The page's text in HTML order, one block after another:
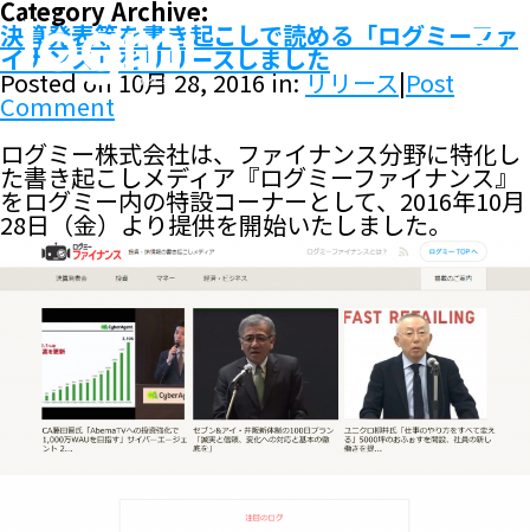
Category Archive:
決算発表等を書き起こしで読める「ログミーファ
イナンス」をリリースしました
Posted on 10月 28, 2016 in:リリース|Post
Comment
ログミー株式会社は、ファイナンス分野に特化し
た書き起こしメディア『ログミーファイナンス』
をログミー内の特設コーナーとして、2016年10月
28日（金）より提供を開始いたしました。